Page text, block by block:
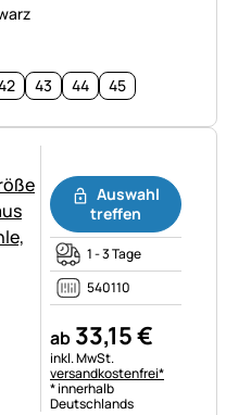
43 44 45
Auswahl
treffen
1 - 3 Tage
540110
ab 33,15€
Steuerhinweis:
inkl. MwSt.
versandkostenfrei*
* innerhalb
Deutschlands